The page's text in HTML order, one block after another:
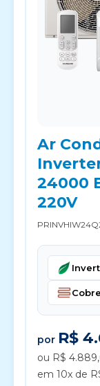
Ar
24000
220V
Cobre
por R$
ou R$
em 10x de